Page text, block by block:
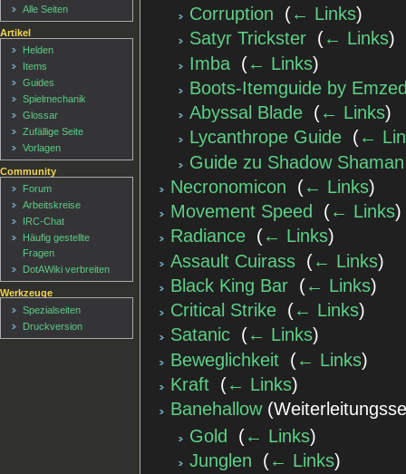
Corruption
(← Links)
Satyr Trickster‎ (← Links)
Imba‎ (← Links)
Boots-Itemguide by
Abyssal Blade‎ (← Links)
Lycanthrope Guide‎ (←
Guide zu Shadow Shaman
Necronomicon
(← Links)
Movement Speed
(← Links)
Radiance (← Links)
Assault Cuirass (← Links)
Black King Bar (← Links)
Critical Strike (← Links)
Satanic (← Links)
Beweglichkeit (← Links)
Kraft (← Links)
Banehallow
Gold
(← Links)
Junglen
(← Links)
Alle Seiten
Artikel
Helden
Items
Guides
Spielmechanik
Glossar
Zufällige Seite
Vorlagen
Community
Forum
Arbeitskreise
IRC-Chat
Häufig gestellte
Fragen
DotAWiki verbreiten
Werkzeuge
Spezialseiten
Druckversion